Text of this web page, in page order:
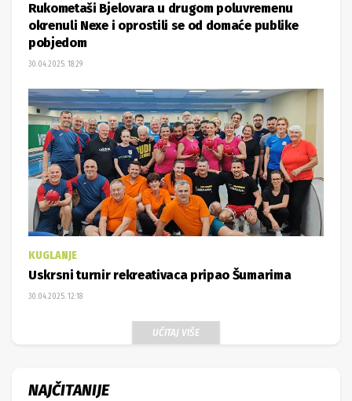
Rukometaši Bjelovara u drugom poluvremenu
okrenuli Nexe i oprostili se od domaće publike
pobjedom
30.04.2025. 18:29
KUGLANJE
Uskrsni turnir rekreativaca pripao Šumarima
30.04.2025. 12:18
UČITAJ VIŠE
NAJČITANIJE